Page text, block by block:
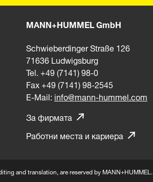
MANN+HUMMEL GmbH
Schwieberdinger Straße 126
71636 Ludwigsburg
Tel. +49 (7141) 98-0
Fax +49 (7141) 98-2545
E-Mail: info@mann-hummel.com
За фирмата
Работни места и кариера
and translation, are reserved by MANN+HUMMEL.